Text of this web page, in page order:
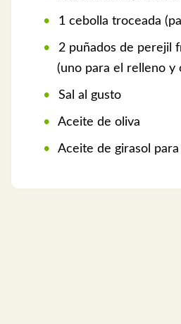
1 cebolla troceada
2 puñados de perejil
(uno para el relleno y
Sal al gusto
Aceite de oliva
Aceite de girasol